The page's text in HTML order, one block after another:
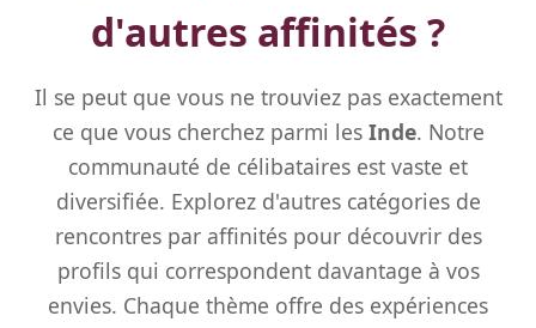
d'autres affinités ?
Il se peut que vous ne trouviez pas exactement
ce que vous cherchez parmi les Inde. Notre
communauté de célibataires est vaste et
diversifiée. Explorez d'autres catégories de
rencontres par affinités pour découvrir des
profils qui correspondent davantage à vos
envies. Chaque thème offre des expériences